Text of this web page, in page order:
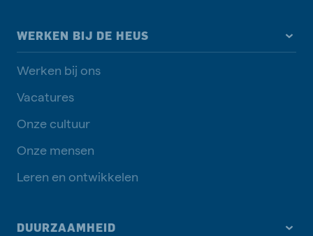
WERKEN BIJ DE HEUS
Werken bij ons
Vacatures
Onze cultuur
Onze mensen
Leren en ontwikkelen
DUURZAAMHEID